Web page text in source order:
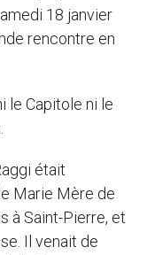
18 janvier
rencontre en
le Capitole ni le
était
Marie Mère de
à Saint-Pierre, et
Il venait de